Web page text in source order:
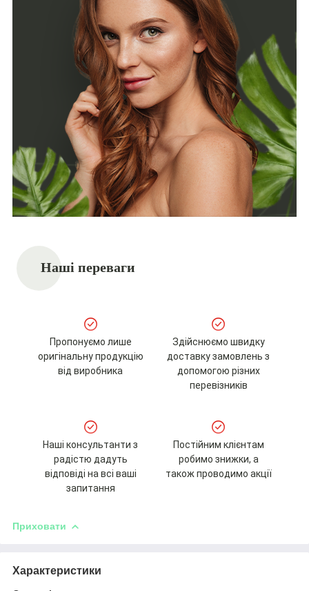
Наші переваги
Пропонуємо лише
оригінальну продукцію
від виробника
Здійснюємо швидку
доставку замовлень з
допомогою різних
перевізників
Наші консультанти з
радістю дадуть
відповіді на всі ваші
запитання
Постійним клієнтам
робимо знижки, а
також проводимо акції
Приховати
Характеристики